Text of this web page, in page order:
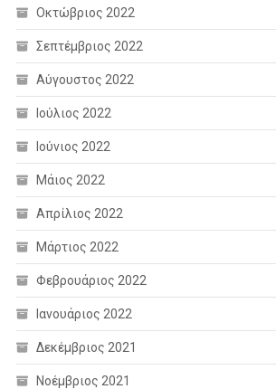
Οκτώβριος 2022
Σεπτέμβριος 2022
Αύγουστος 2022
Ιούλιος 2022
Ιούνιος 2022
Μάιος 2022
Απρίλιος 2022
Μάρτιος 2022
Φεβρουάριος 2022
Ιανουάριος 2022
Δεκέμβριος 2021
Νοέμβριος 2021